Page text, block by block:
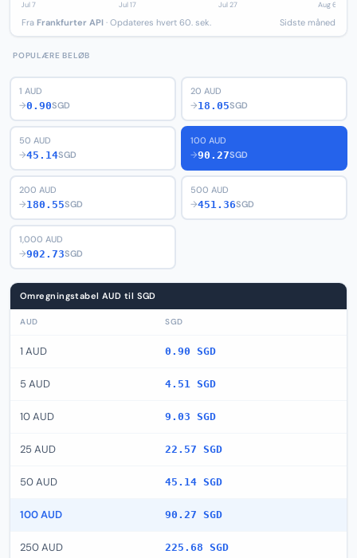
Fra Frankfurter API · Opdateres hvert 60. sek. Sidste måned
POPULÆRE BELØB
1 AUD
→0.90SGD
20 AUD
→18.05SGD
50 AUD
→45.14SGD
100 AUD
→90.27SGD
200 AUD
→180.55SGD
500 AUD
→451.36SGD
1,000 AUD
→902.73SGD
Omregningstabel AUD til SGD
AUD SGD
1 AUD 0.90 SGD
5 AUD 4.51 SGD
10 AUD 9.03 SGD
25 AUD 22.57 SGD
50 AUD 45.14 SGD
100 AUD 90.27 SGD
250 AUD 225.68 SGD